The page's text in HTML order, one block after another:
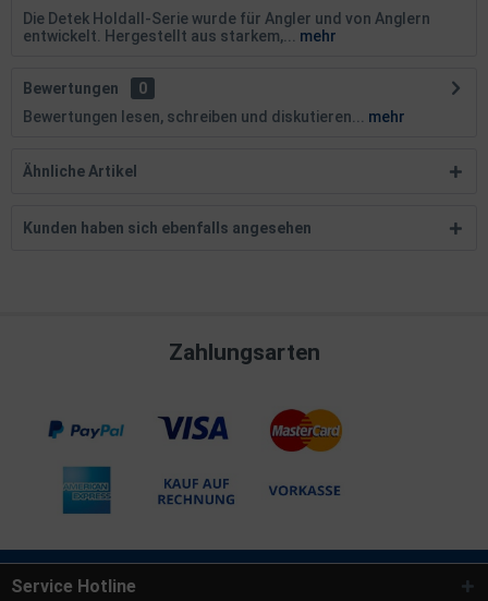
Die Detek Holdall-Serie wurde für Angler und von Anglern
entwickelt. Hergestellt aus starkem,...
mehr
Bewertungen
0
Bewertungen lesen, schreiben und diskutieren...
mehr
Ähnliche Artikel
Kunden haben sich ebenfalls angesehen
Zahlungsarten
Service Hotline